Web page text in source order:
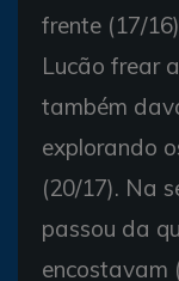
frente (17/
Lucão frear
também
explorando
(20/17). Na
passou da
encostavam